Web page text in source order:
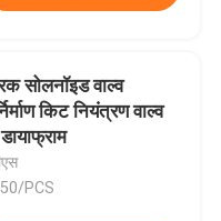
सोलनॉइड वाल्व
किट नियंत्रण वाल्व
PCS